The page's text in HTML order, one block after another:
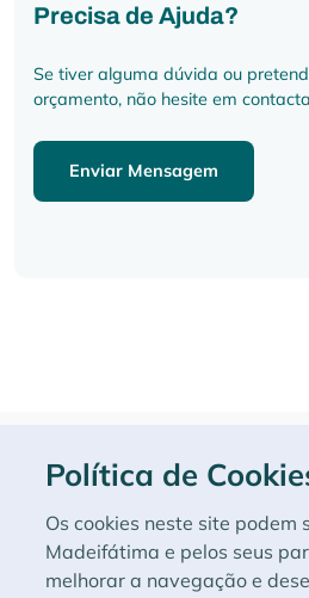
Precisa de Ajuda?
Se tiver alguma dúvida ou
orçamento, não hesite em
Enviar Mensagem
Política de
Os cookies neste site podem
Madeifátima e pelos seus
melhorar a navegação e
De acordo com a Lei n. 144/2015
senhores
podem recorrer ao CNIACC - Centro